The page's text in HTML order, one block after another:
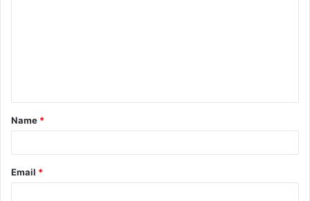
t
*
Name *
Email *